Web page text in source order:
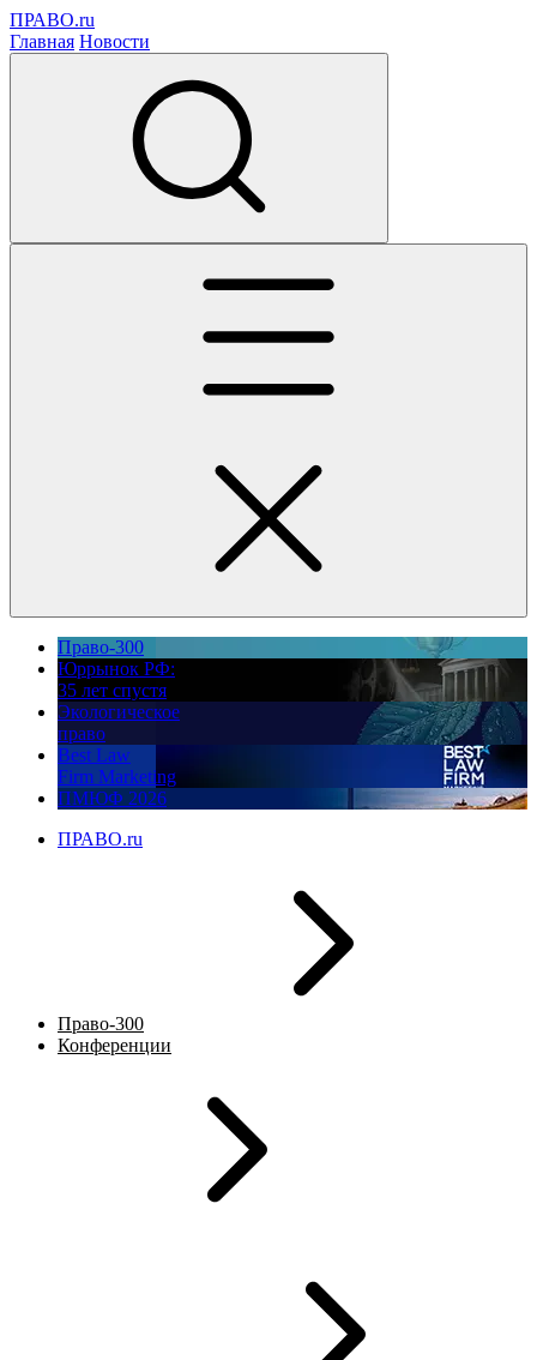
ПРАВО.ru
Главная Новости
Право-300
Юррынок РФ:
35 лет спустя
Экологическое
право
Best Law
Firm Marketing
ПМЮФ 2026
ПРАВО.ru
Право-300
Конференции